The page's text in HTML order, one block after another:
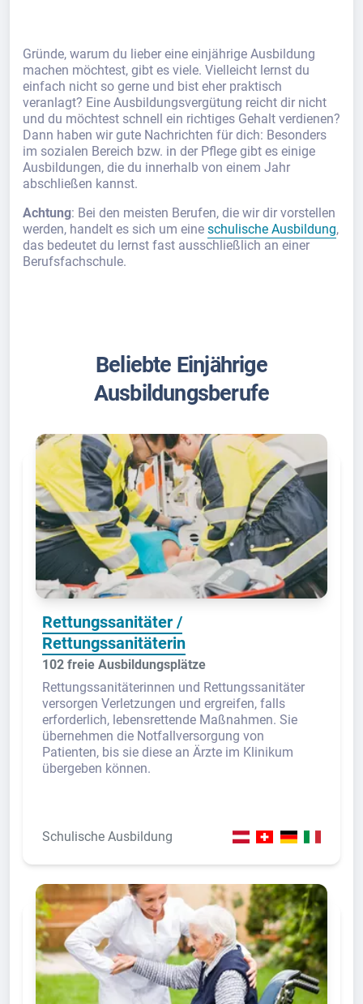
Gründe, warum du lieber eine einjährige Ausbildung
machen möchtest, gibt es viele. Vielleicht lernst du
einfach nicht so gerne und bist eher praktisch
veranlagt? Eine Ausbildungsvergütung reicht dir nicht
und du möchtest schnell ein richtiges Gehalt verdienen?
Dann haben wir gute Nachrichten für dich: Besonders
im sozialen Bereich bzw. in der Pflege gibt es einige
Ausbildungen, die du innerhalb von einem Jahr
abschließen kannst.
Achtung: Bei den meisten Berufen, die wir dir vorstellen
werden, handelt es sich um eine schulische Ausbildung,
das bedeutet du lernst fast ausschließlich an einer
Berufsfachschule.
Beliebte Einjährige
Ausbildungsberufe
Rettungssanitäter /
Rettungssanitäterin
102 freie Ausbildungsplätze
Rettungssanitäterinnen und Rettungssanitäter
versorgen Verletzungen und ergreifen, falls
erforderlich, lebensrettende Maßnahmen. Sie
übernehmen die Notfallversorgung von
Patienten, bis sie diese an Ärzte im Klinikum
übergeben können.
Schulische Ausbildung